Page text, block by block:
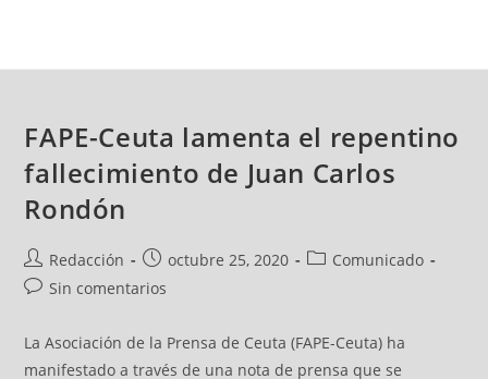
FAPE-Ceuta lamenta el repentino
fallecimiento de Juan Carlos
Rondón
Redacción octubre 25, 2020
Comunicado
Sin comentarios
La Asociación de la Prensa de Ceuta (FAPE-Ceuta) ha
manifestado a través de una nota de prensa que se